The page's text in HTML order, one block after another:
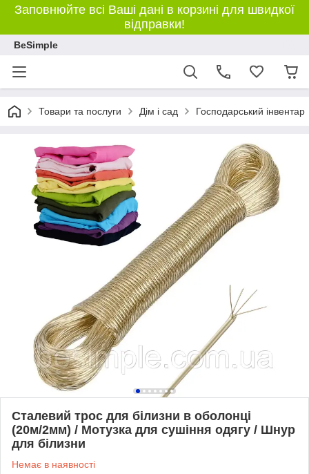
Заповнюйте всі Ваші дані в корзині для швидкої
відправки!
BeSimple
Товари та послуги Дім і сад Господарський інвентар
Сталевий трос для білизни в оболонці
(20м/2мм) / Мотузка для сушіння одягу / Шнур
для білизни
Немає в наявності